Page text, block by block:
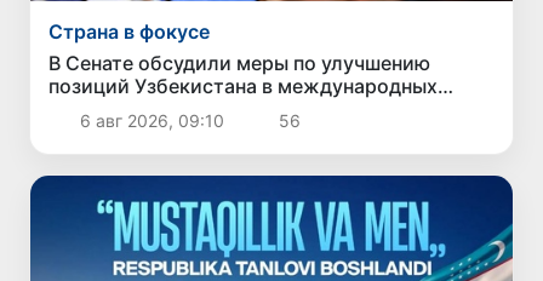
Страна в фокусе
В Сенате обсудили меры по улучшению
позиций Узбекистана в международных
рейтингах и индексах
6 авг 2026, 09:10 56